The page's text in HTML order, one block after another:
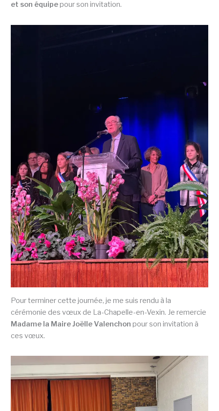
et son équipepour son invitation.
Pour terminer cette journée, je me suis rendu à la
cérémonie des vœux de La-Chapelle-en-Vexin. Je remercie
Madame la Maire Joëlle Valenchon pour son invitation à
ces vœux.